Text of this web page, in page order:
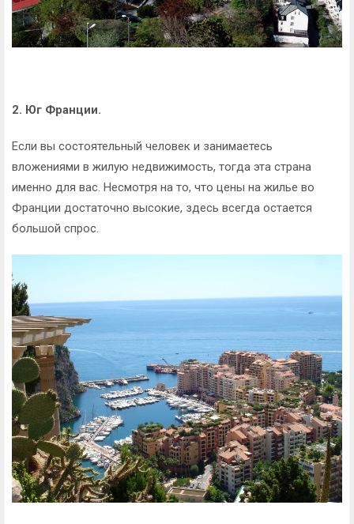
2. Юг Франции.
Если вы состоятельный человек и занимаетесь
вложениями в жилую недвижимость, тогда эта страна
именно для вас. Несмотря на то, что цены на жилье во
Франции достаточно высокие, здесь всегда остается
большой спрос.